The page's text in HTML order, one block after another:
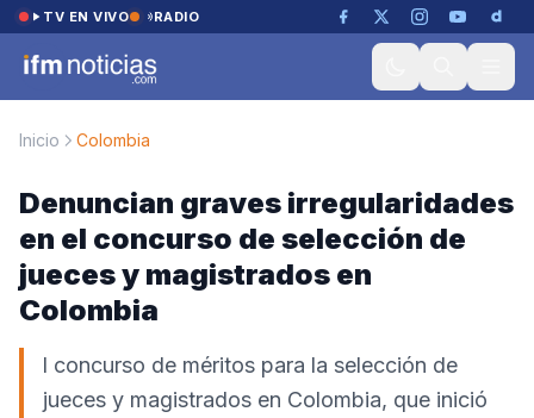
Saltar al contenido
TV EN VIVO RADIO
Inicio Colombia
Denuncian graves irregularidades
en el concurso de selección de
jueces y magistrados en
Colombia
l concurso de méritos para la selección de
jueces y magistrados en Colombia, que inició